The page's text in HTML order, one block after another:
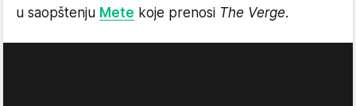
u saopštenju Mete koje prenosi The Verge.